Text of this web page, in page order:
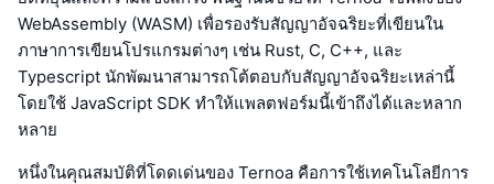
WebAssembly (WASM) เพื่อรองรับสัญญาอัจฉริยะที่เขียนใน
ภาษาการเขียนโปรแกรมต่างๆ เช่น Rust, C, C++, และ
Typescript นักพัฒนาสามารถโต้ตอบกับสัญญาอัจฉริยะเหล่านี้
โดยใช้ JavaScript SDK ทำให้แพลตฟอร์มนี้เข้าถึงได้และหลาก
หลาย
หนึ่งในคุณสมบัติที่โดดเด่นของ Ternoa คือการใช้เทคโนโลยีการ